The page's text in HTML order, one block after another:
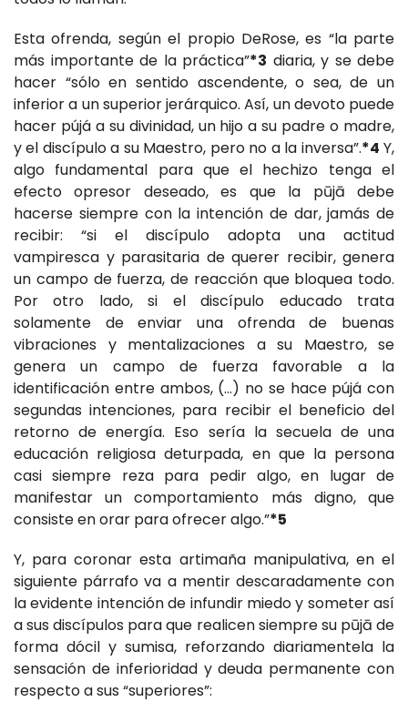
Esta ofrenda, según el propio DeRose, es “la parte
más importante de la práctica”*3 diaria, y se debe
hacer “sólo en sentido ascendente, o sea, de un
inferior a un superior jerárquico. Así, un devoto puede
hacer pújá a su divinidad, un hijo a su padre o madre,
y el discípulo a su Maestro, pero no a la inversa”.*4 Y,
algo fundamental para que el hechizo tenga el
efecto opresor deseado, es que la pūjā debe
hacerse siempre con la intención de dar, jamás de
recibir: “si el discípulo adopta una actitud
vampiresca y parasitaria de querer recibir, genera
un campo de fuerza, de reacción que bloquea todo.
Por otro lado, si el discípulo educado trata
solamente de enviar una ofrenda de buenas
vibraciones y mentalizaciones a su Maestro, se
genera un campo de fuerza favorable a la
identificación entre ambos, (...) no se hace pújá con
segundas intenciones, para recibir el beneficio del
retorno de energía. Eso sería la secuela de una
educación religiosa deturpada, en que la persona
casi siempre reza para pedir algo, en lugar de
manifestar un comportamiento más digno, que
consiste en orar para ofrecer algo.”*5
Y, para coronar esta artimaña manipulativa, en el
siguiente párrafo va a mentir descaradamente con
la evidente intención de infundir miedo y someter así
a sus discípulos para que realicen siempre su pūjā de
forma dócil y sumisa, reforzando diariamentela la
sensación de inferioridad y deuda permanente con
respecto a sus “superiores”: